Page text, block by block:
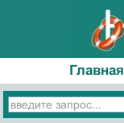
Главная